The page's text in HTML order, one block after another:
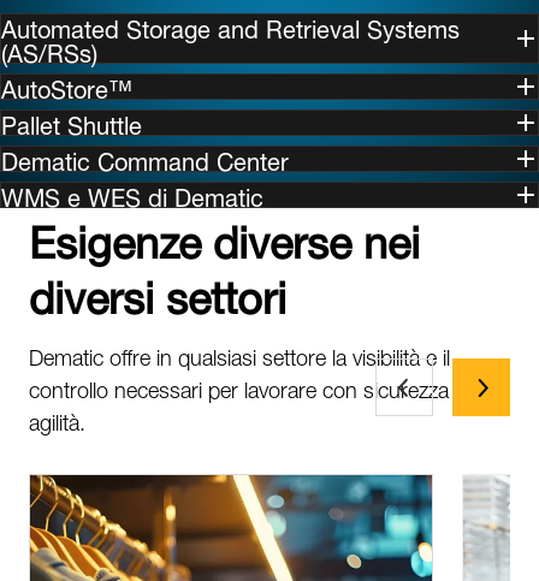
Automated Storage and Retrieval Systems
(AS/RSs)
AutoStore™
Pallet Shuttle
Dematic Command Center
WMS e WES di Dematic
Esigenze diverse nei
diversi settori
Dematic offre in qualsiasi settore la visibilità e il
controllo necessari per lavorare con sicurezza e
agilità.